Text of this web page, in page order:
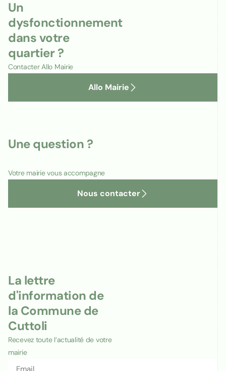
Un
dysfonctionnement
dans votre
quartier ?
Contacter Allo Mairie
Allo Mairie
Une question ?
Votre mairie vous accompagne
Nous contacter
La lettre
d'information de
la Commune de
Cuttoli
Recevez toute l’actualité de votre
mairie